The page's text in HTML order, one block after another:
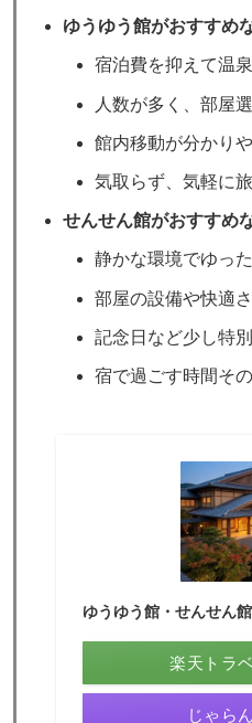
ゆうゆう館がおすすめ
宿泊費を抑えて温
人数が多く、部屋
館内移動が分かり
気取らず、気軽に
せんせん館がおすすめ
静かな環境でゆっ
部屋の設備や快適
記念日など少し特
宿で過ごす時間そ
ゆうゆう館・せんせん
楽天トラ
じゃら